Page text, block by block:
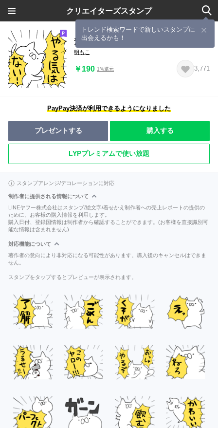
クリエイターズスタンプ
トレンド検索ワードで新しいスタンプに
出会えるかも！
素直な猫（叫ぶ）
明もこ
￥190 1%還元 3,771
PayPay決済が利用できるようになりました
プレゼントする 購入する
LYPプレミアムで使い放題
スタンプアレンジ/デコレーションに対応
制作者に提供される情報について
LINEヤフー株式会社はスタンプ/絵文字/着せかえ制作者への売上レポートの提供の
ために、お客様の購入情報を利用します。
購入日付、登録国情報は制作者から確認することができます。(お客様を直接識別可
能な情報は含まれません)
対応機能について
著作者の意向により非対応になる可能性があります。購入後のキャンセルはできま
せん。
スタンプをタップするとプレビューが表示されます。